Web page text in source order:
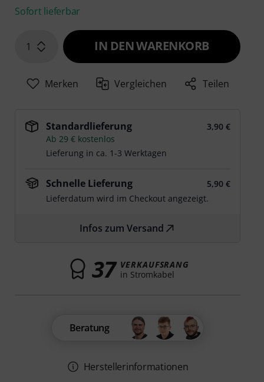
Sofort lieferbar
1 IN DEN WARENKORB
Merken Vergleichen Teilen
Standardlieferung
3,90 €
Ab 29 € kostenlos
Lieferung in ca. 1-3 Werktagen
Schnelle Lieferung
5,90 €
Lieferdatum wird im Checkout angezeigt.
Infos zum Versand
37 VERKAUFSRANG
in Stromkabel
Beratung
Herstellerinformationen